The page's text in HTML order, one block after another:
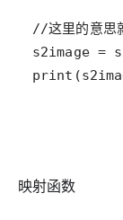
映射函数